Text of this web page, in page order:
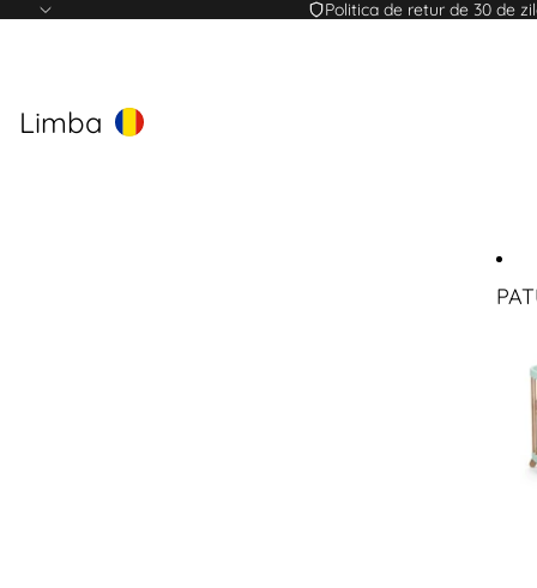
Politica de retur de 30 de
Limba